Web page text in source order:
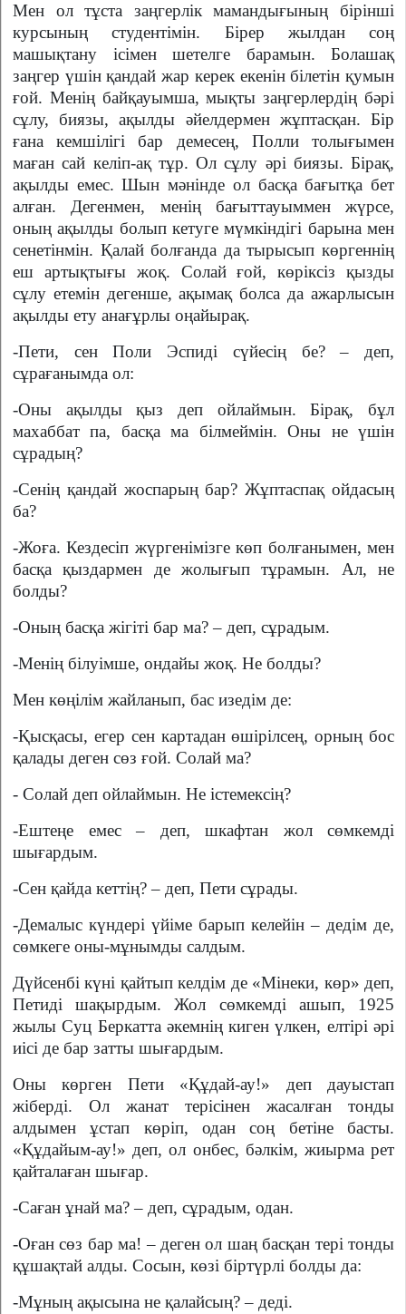
Мен ол тұста заңгерлік мамандығының бірінші
курсының студентімін. Бірер жылдан соң
машықтану ісімен шетелге барамын. Болашақ
заңгер үшін қандай жар керек екенін білетін қумын
ғой. Менің байқауымша, мықты заңгерлердің бәрі
сұлу, биязы, ақылды әйелдермен жұптасқан. Бір
ғана кемшілігі бар демесең, Полли толығымен
маған сай келіп-ақ тұр. Ол сұлу әрі биязы. Бірақ,
ақылды емес. Шын мәнінде ол басқа бағытқа бет
алған. Дегенмен, менің бағыттауыммен жүрсе,
оның ақылды болып кетуге мүмкіндігі барына мен
сенетінмін. Қалай болғанда да тырысып көргеннің
еш артықтығы жоқ. Солай ғой, көріксіз қызды
сұлу етемін дегенше, ақымақ болса да ажарлысын
ақылды ету анағұрлы оңайырақ.
-Пети, сен Поли Эспиді сүйесің бе? – деп,
сұрағанымда ол:
-Оны ақылды қыз деп ойлаймын. Бірақ, бұл
махаббат па, басқа ма білмеймін. Оны не үшін
сұрадың?
-Сенің қандай жоспарың бар? Жұптаспақ ойдасың
ба?
-Жоға. Кездесіп жүргенімізге көп болғанымен, мен
басқа қыздармен де жолығып тұрамын. Ал, не
болды?
-Оның басқа жігіті бар ма? – деп, сұрадым.
-Менің білуімше, ондайы жоқ. Не болды?
Мен көңілім жайланып, бас изедім де:
-Қысқасы, егер сен картадан өшірілсең, орның бос
қалады деген сөз ғой. Солай ма?
- Солай деп ойлаймын. Не істемексің?
-Ештеңе емес – деп, шкафтан жол сөмкемді
шығардым.
-Сен қайда кеттің? – деп, Пети сұрады.
-Демалыс күндері үйіме барып келейін – дедім де,
сөмкеге оны-мұнымды салдым.
Дүйсенбі күні қайтып келдім де «Мінеки, көр» деп,
Петиді шақырдым. Жол сөмкемді ашып, 1925
жылы Суц Беркатта әкемнің киген үлкен, елтірі әрі
иісі де бар затты шығардым.
Оны көрген Пети «Құдай-ау!» деп дауыстап
жіберді. Ол жанат терісінен жасалған тонды
алдымен ұстап көріп, одан соң бетіне басты.
«Құдайым-ау!» деп, ол онбес, бәлкім, жиырма рет
қайталаған шығар.
-Саған ұнай ма? – деп, сұрадым, одан.
-Оған сөз бар ма! – деген ол шаң басқан тері тонды
құшақтай алды. Сосын, көзі біртүрлі болды да:
-Мұның ақысына не қалайсың? – деді.